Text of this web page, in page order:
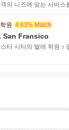
의 니즈에 맞는 서비
원 4.63% Match
San Fransico
터 시티의 발레 학원 ♪